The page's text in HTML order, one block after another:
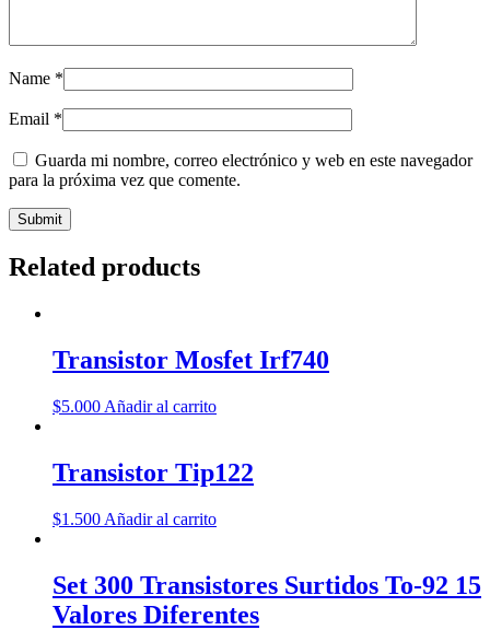
Name *
Email *
Guarda mi nombre, correo electrónico y web en este navegador
para la próxima vez que comente.
Related products
Transistor Mosfet Irf740
$5.000 Añadir al carrito
Transistor Tip122
$1.500 Añadir al carrito
Set 300 Transistores Surtidos To-92 15
Valores Diferentes